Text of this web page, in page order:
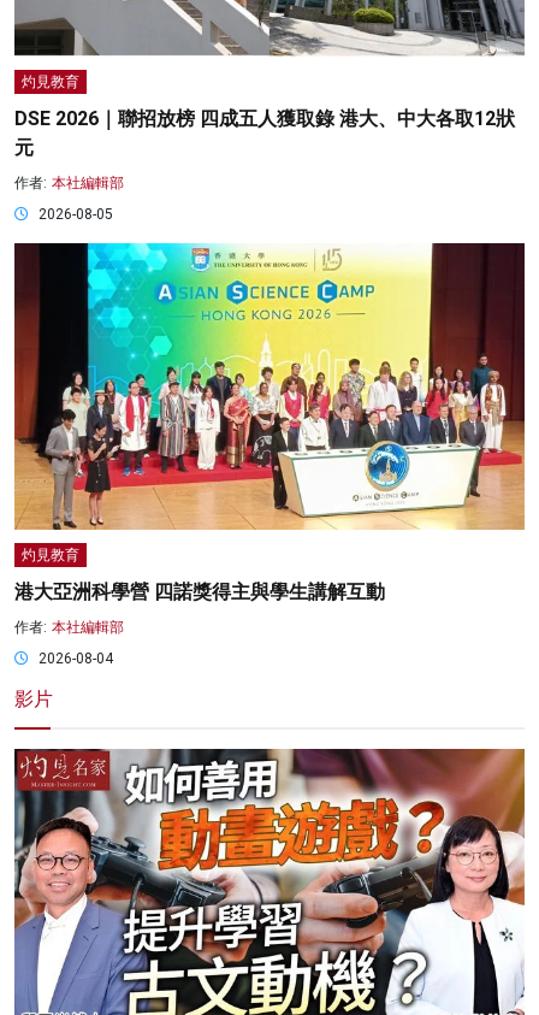
灼見教育
DSE 2026｜聯招放榜 四成五人獲取錄 港大、中大各取12狀
元
作者: 本社編輯部
2026-08-05
灼見教育
港大亞洲科學營 四諾獎得主與學生講解互動
作者: 本社編輯部
2026-08-04
影片